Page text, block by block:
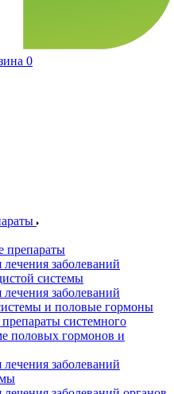
0
препараты
заболеваний
системы
заболеваний
и половые гормоны
системного
половых гормонов и
заболеваний